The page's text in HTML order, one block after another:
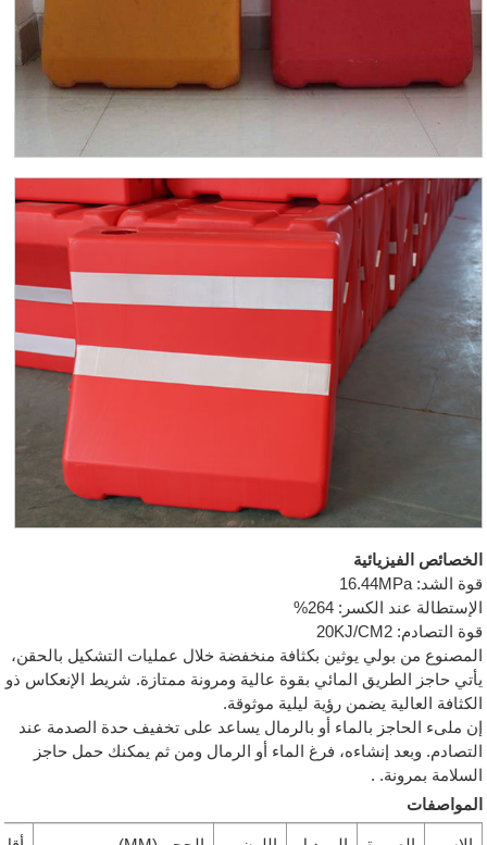
الخصائص الفيزيائية
قوة الشد: 16.44MPa
الإستطالة عند الكسر: 264%
قوة التصادم: 20KJ/CM2
المصنوع من بولي يوثين بكثافة منخفضة خلال عمليات التشكيل بالحقن،
يأتي حاجز الطريق المائي بقوة عالية ومرونة ممتازة. شريط الإنعكاس ذو
الكثافة العالية يضمن رؤية ليلية موثوقة.
إن ملىء الحاجز بالماء أو بالرمال يساعد على تخفيف حدة الصدمة عند
التصادم. وبعد إنشاءه، فرغ الماء أو الرمال ومن ثم يمكنك حمل حاجز
السلامة بمرونة. .
المواصفات